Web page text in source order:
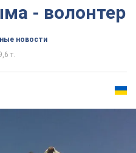
- волонтер
новости
т.